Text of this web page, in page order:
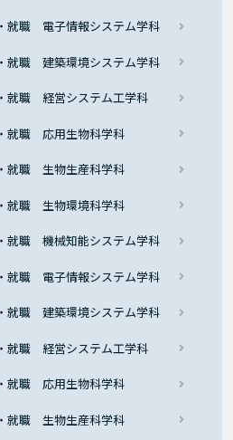
就職 電子情報システム学科
就職 建築環境システム学科
就職 経営システム工学科
就職 応用生物科学科
就職 生物生産科学科
就職 生物環境科学科
就職 機械知能システム学科
就職 電子情報システム学科
就職 建築環境システム学科
就職 経営システム工学科
就職 応用生物科学科
就職 生物生産科学科